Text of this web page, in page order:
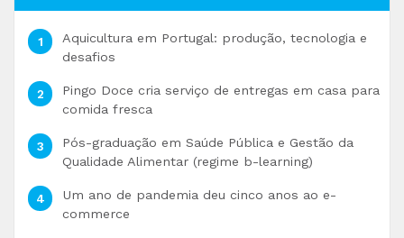
Aquicultura em Portugal: produção, tecnologia e
desafios
Pingo Doce cria serviço de entregas em casa para
comida fresca
Pós-graduação em Saúde Pública e Gestão da
Qualidade Alimentar (regime b-learning)
Um ano de pandemia deu cinco anos ao e-
commerce